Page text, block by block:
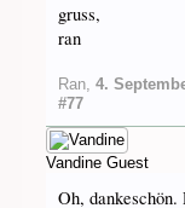
gruss,
ran
Ran 4.
#77
Vandine Guest
Oh,